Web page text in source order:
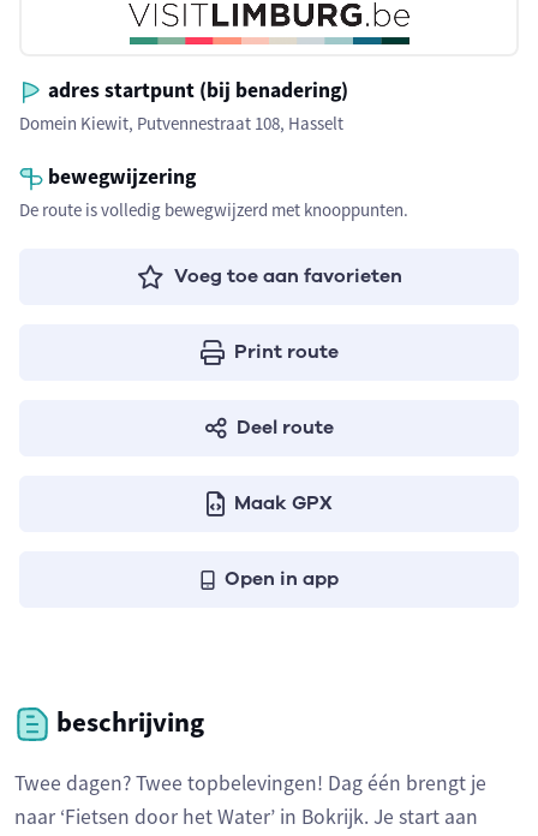
adres startpunt (bij benadering)
Domein Kiewit, Putvennestraat 108, Hasselt
bewegwijzering
De route is volledig bewegwijzerd met knooppunten.
Voeg toe aan favorieten
Print route
Deel route
Maak GPX
Open in app
beschrijving
Twee dagen? Twee topbelevingen! Dag één brengt je
naar ‘Fietsen door het Water’ in Bokrijk. Je start aan